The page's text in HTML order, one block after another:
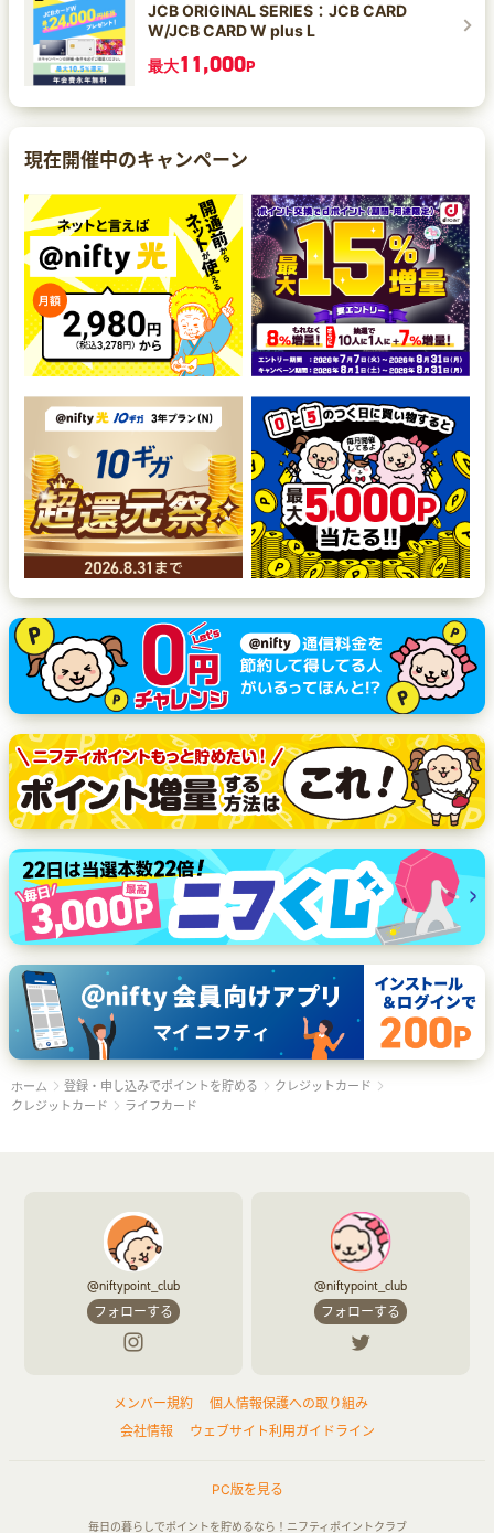
JCB ORIGINAL SERIES：JCB CARD
W/JCB CARD W plus L
最大11,000P
現在開催中のキャンペーン
ホーム 登録・申し込みでポイントを貯める
クレジットカード
クレジットカード
ライフカード
@niftypoint_club
フォローする
@niftypoint_club
フォローする
メンバー規約
個人情報保護への取り組み
会社情報
ウェブサイト利用ガイドライン
PC版を見る
毎日の暮らしでポイントを貯めるなら！ニフティポイントクラブ